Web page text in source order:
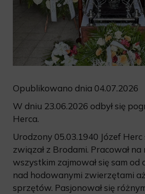
Opublikowano dnia 04.07.2026
W dniu 23.06.2026 odbył się
Herca.
Urodzony 05.03.1940 Józef
związał z Brodami. Pracował na
wszystkim zajmował się sam od
nad hodowanymi zwierzętami
sprzętów. Pasjonował się